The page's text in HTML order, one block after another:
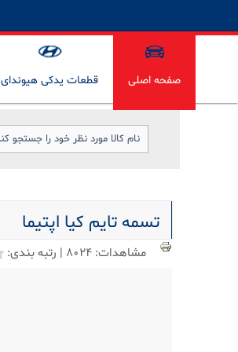
صفحه اصلی قطعات یدکی هیوندای
تسمه تایم کیا اپتیما
مشاهدات: 8024
| رتبه بندی: